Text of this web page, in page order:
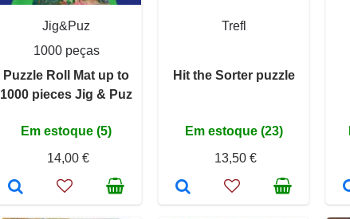
Jig&Puz
1000 peças
Puzzle Roll Mat up to
1000 pieces Jig & Puz
Em estoque (5)
14,00 €
Trefl
Hit the Sorter puzzle
Em estoque (23)
13,50 €